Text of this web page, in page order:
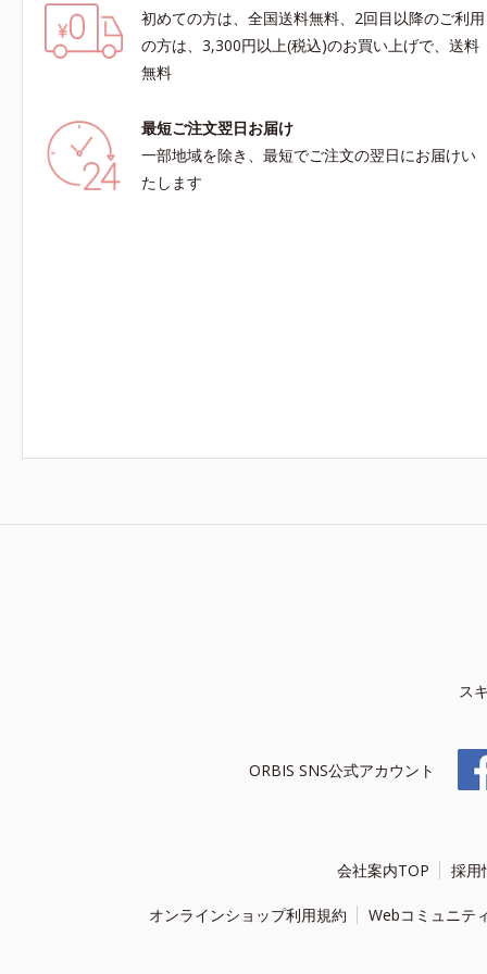
初めての方は、全国送料無料、2回目以降のご利用
の方は、3,300円以上(税込)のお買い上げで、送料
無料
最短ご注文翌日お届け
一部地域を除き、最短でご注文の翌日にお届けい
たします
ス
ORBIS SNS公式アカウント
会社案内TOP 採用
オンラインショップ利用規約 Webコミュニテ